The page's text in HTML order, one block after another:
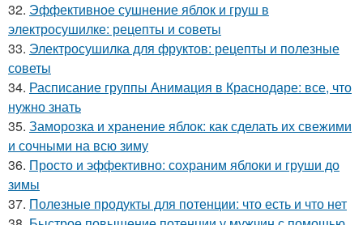
32. Эффективное сушнение яблок и груш в
электросушилке: рецепты и советы
33. Электросушилка для фруктов: рецепты и полезные
советы
34. Расписание группы Анимация в Краснодаре: все, что
нужно знать
35. Заморозка и хранение яблок: как сделать их свежими
и сочными на всю зиму
36. Просто и эффективно: сохраним яблоки и груши до
зимы
37. Полезные продукты для потенции: что есть и что нет